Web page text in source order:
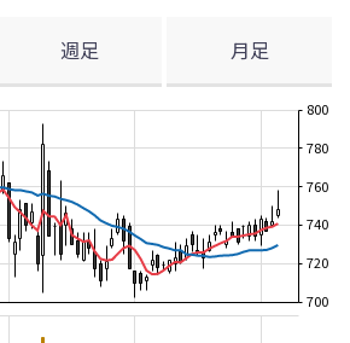
週足 月足
700
720
740
760
780
800